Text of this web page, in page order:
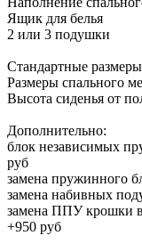
Ящик для белья
2 или 3 подушки
Стандартные
Размеры спального
Высота сиденья от
Дополнительно:
блок независимых
руб
замена пружинного
замена набивных
замена ППУ крошки
+950 руб